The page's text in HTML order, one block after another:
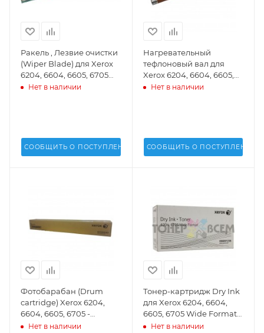
Ракель , Лезвие очистки
(Wiper Blade) для Xerox
6204, 6604, 6605, 6705
Wide Format - 033K94740
Нет в наличии
СООБЩИТЬ О ПОСТУПЛЕНИИ
Нагревательный
тефлоновый вал для
Xerox 6204, 6604, 6605,
6705 - 059K75970,
Нет в наличии
СООБЩИТЬ О ПОСТУПЛЕНИИ
Фотобарабан (Drum
cartridge) Xerox 6204,
6604, 6605, 6705 -
001R00583
Нет в наличии
Тонер-картридж Dry Ink
для Xerox 6204, 6604,
6605, 6705 Wide Format
(006R01238/CT201158) -
Нет в наличии